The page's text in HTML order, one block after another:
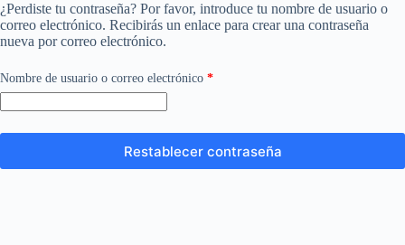
¿Perdiste tu contraseña? Por favor, introduce tu nombre de usuario o
correo electrónico. Recibirás un enlace para crear una contraseña
nueva por correo electrónico.
Nombre de usuario o correo electrónico *Obligatorio
Restablecer contraseña